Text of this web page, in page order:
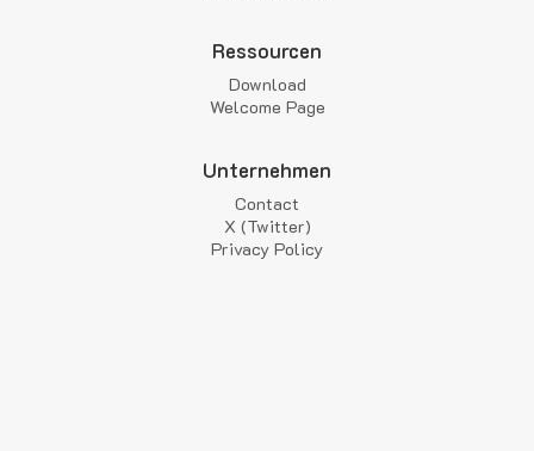
Ressourcen
Download
Welcome Page
Unternehmen
Contact
X (Twitter)
Privacy Policy